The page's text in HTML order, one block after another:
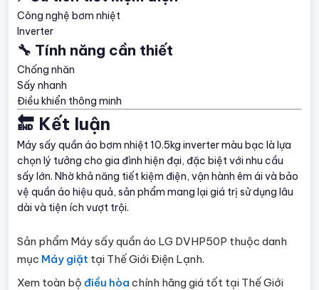
Công nghệ bơm nhiệt
Inverter
🔧 Tính năng cần thiết
Chống nhăn
Sấy nhanh
Điều khiển thông minh
🔚 Kết luận
Máy sấy quần áo bơm nhiệt 10.5kg inverter màu bạc là lựa
chọn lý tưởng cho gia đình hiện đại, đặc biệt với nhu cầu
sấy lớn. Nhờ khả năng tiết kiệm điện, vận hành êm ái và bảo
vệ quần áo hiệu quả, sản phẩm mang lại giá trị sử dụng lâu
dài và tiện ích vượt trội.
Sản phẩm Máy sấy quần áo LG DVHP50P thuộc danh
mục Máy giặt tại Thế Giới Điện Lạnh.
Xem toàn bộ điều hòa chính hãng giá tốt tại Thế Giới